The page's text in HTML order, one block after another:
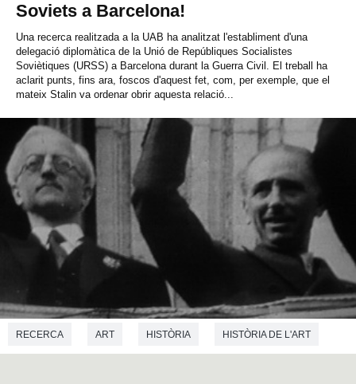
Soviets a Barcelona!
Una recerca realitzada a la UAB ha analitzat l'establiment d'una
delegació diplomàtica de la Unió de Repúbliques Socialistes
Soviètiques (URSS) a Barcelona durant la Guerra Civil. El treball ha
aclarit punts, fins ara, foscos d'aquest fet, com, per exemple, que el
mateix Stalin va ordenar obrir aquesta relació...
RECERCA ART HISTÒRIA HISTÒRIA DE L'ART